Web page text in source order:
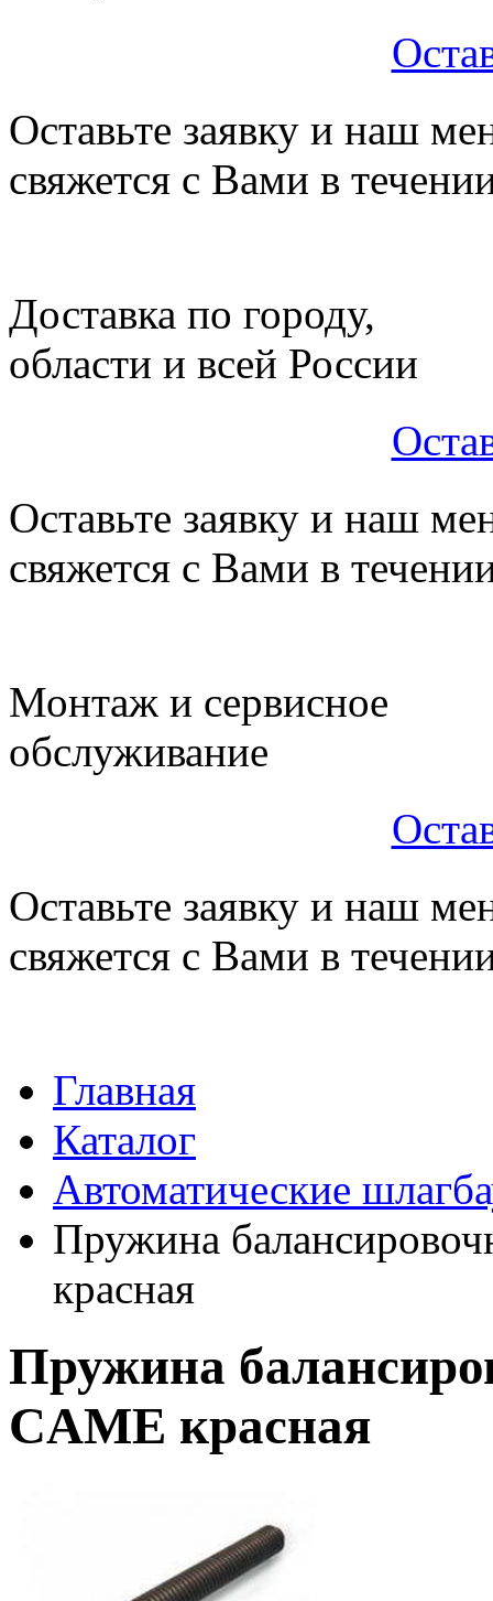
Оставьте заявку и наш
свяжется с Вами в
Доставка по городу,
области и всей России
Оставьте заявку и наш
свяжется с Вами в
Монтаж и сервисное
обслуживание
Оставьте заявку и наш
свяжется с Вами в
Главная
Каталог
Автоматические
Пружина
красная
Пружина
CAME красная